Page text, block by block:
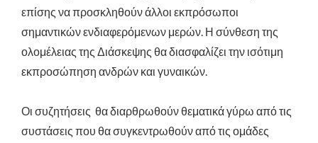
επίσης να προσκληθούν άλλοι εκπρόσωποι
σημαντικών ενδιαφερόμενων μερών. Η σύνθεση της
ολομέλειας της Διάσκεψης θα διασφαλίζει την ισότιμη
εκπροσώπηση ανδρών και γυναικών.
Οι συζητήσεις θα διαρθρωθούν θεματικά γύρω από τις
συστάσεις που θα συγκεντρωθούν από τις ομάδες